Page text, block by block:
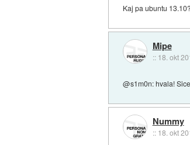
Kaj pa ubuntu
Mipe
:: 18. okt
@s1m0n: hvala!
Nummy
:: 18. okt